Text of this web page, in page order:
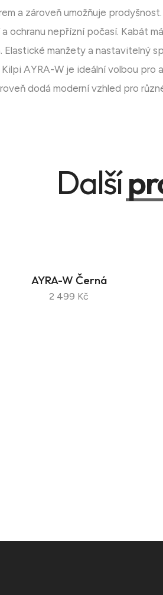
a zároveň umožňuje
ochranu nepřízní počasí. Kabát
manžety a nastavitelný
AYRA-W je ideální volbou
dodá moderní vzhled pro
Další
AYRA-W Černá
2 499 Kč